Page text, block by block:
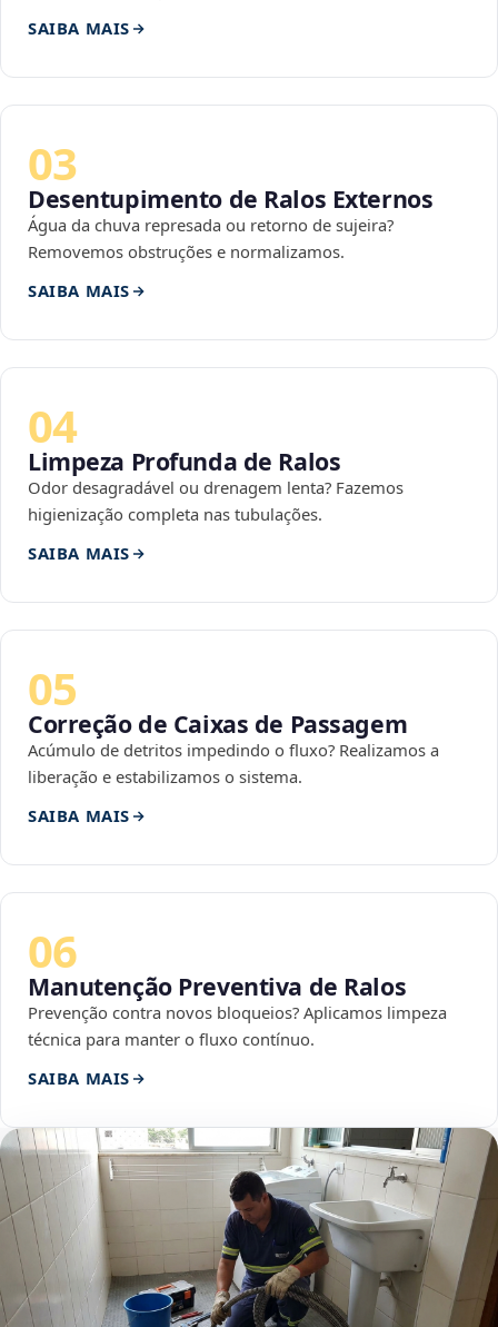
SAIBA MAIS
03
Desentupimento de Ralos Externos
Água da chuva represada ou retorno de sujeira?
Removemos obstruções e normalizamos.
SAIBA MAIS
04
Limpeza Profunda de Ralos
Odor desagradável ou drenagem lenta? Fazemos
higienização completa nas tubulações.
SAIBA MAIS
05
Correção de Caixas de Passagem
Acúmulo de detritos impedindo o fluxo? Realizamos a
liberação e estabilizamos o sistema.
SAIBA MAIS
06
Manutenção Preventiva de Ralos
Prevenção contra novos bloqueios? Aplicamos limpeza
técnica para manter o fluxo contínuo.
SAIBA MAIS